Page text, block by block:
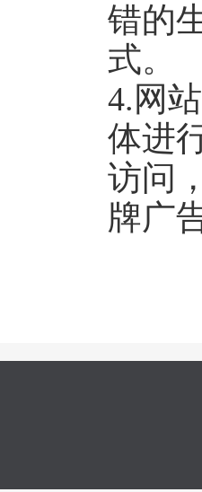
错的
式。
4.网
体进
访问
牌广